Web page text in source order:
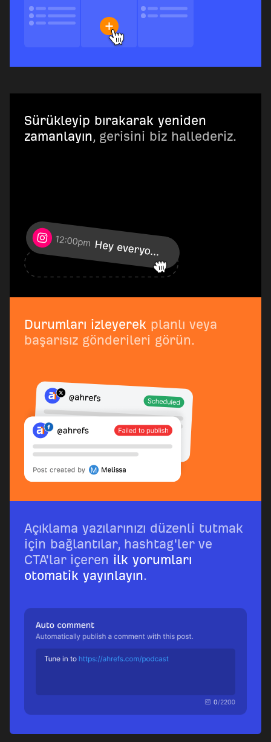
Sürükleyip bırakarak yeniden
zamanlayın, gerisini biz hallederiz.
Durumları izleyerek planlı veya
başarısız gönderileri görün.
Açıklama yazılarınızı düzenli tutmak
için bağlantılar, hashtag'ler ve
CTA'lar içeren ilk yorumları
otomatik yayınlayın.